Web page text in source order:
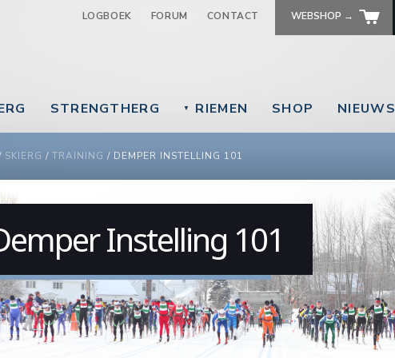
Jump to navigation
LOGBOEK FORUM CONTACT WEBSHOP →
STRENGTHERG ▼ RIEMEN SHOP NIEUWS
ARE HERE
SKIERG / TRAINING / DEMPER INSTELLING 101
Instelling 101